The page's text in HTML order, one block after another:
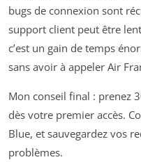
bugs de connexion sont
support client peut être
c’est un gain de temps
sans avoir à appeler Air
Mon conseil final : prenez
dès votre premier accès.
Blue, et sauvegardez vos
problèmes.